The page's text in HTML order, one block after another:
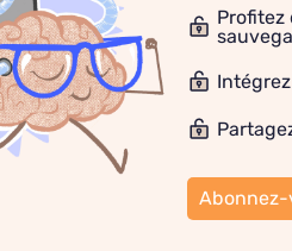
Profitez